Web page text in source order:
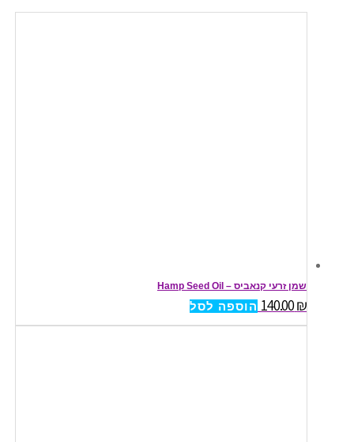
שמן זרעי קנאביס – Hamp Seed Oil
₪
140.00 הוספה לסל